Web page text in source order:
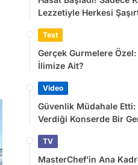
Lezzetiyle Herkesi
Test
Gerçek Gurmelere
İlimize Ait?
Video
Güvenlik Müdahale
Verdiği Konserde Bir
TV
MasterChef’in Ana